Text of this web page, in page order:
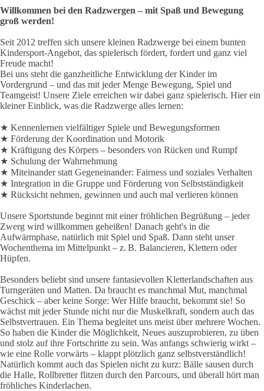
Willkommen bei den Radzwergen – mit Spaß und Bewegung
groß werden!
Seit 2012 treffen sich unsere kleinen Radzwerge bei einem bunten
Kindersport-Angebot, das spielerisch fördert, fordert und ganz viel
Freude macht!
Bei uns steht die ganzheitliche Entwicklung der Kinder im
Vordergrund – und das mit jeder Menge Bewegung, Spiel und
Teamgeist! Unsere Ziele erreichen wir dabei ganz spielerisch. Hier ein
kleiner Einblick, was die Radzwerge alles lernen:
★ Kennenlernen vielfältiger Spiele und Bewegungsformen
★ Förderung der Koordination und Motorik
★ Kräftigung des Körpers – besonders von Rücken und Rumpf
★ Schulung der Wahrnehmung
★ Miteinander statt Gegeneinander: Fairness und soziales Verhalten
★ Integration in die Gruppe und Förderung von Selbstständigkeit
★ Rücksicht nehmen, gewinnen und auch mal verlieren können
Unsere Sportstunde beginnt mit einer fröhlichen Begrüßung – jeder
Zwerg wird willkommen geheißen! Danach geht's in die
Aufwärmphase, natürlich mit Spiel und Spaß. Dann steht unser
Wochenthema im Mittelpunkt – z. B. Balancieren, Klettern oder
Hüpfen.
Besonders beliebt sind unsere fantasievollen Kletterlandschaften aus
Turngeräten und Matten. Da braucht es manchmal Mut, manchmal
Geschick – aber keine Sorge: Wer Hilfe braucht, bekommt sie! So
wächst mit jeder Stunde nicht nur die Muskelkraft, sondern auch das
Selbstvertrauen. Ein Thema begleitet uns meist über mehrere Wochen.
So haben die Kinder die Möglichkeit, Neues auszuprobieren, zu üben
und stolz auf ihre Fortschritte zu sein. Was anfangs schwierig wirkt –
wie eine Rolle vorwärts – klappt plötzlich ganz selbstverständlich!
Natürlich kommt auch das Spielen nicht zu kurz: Bälle sausen durch
die Halle, Rollbretter flitzen durch den Parcours, und überall hört man
fröhliches Kinderlachen.